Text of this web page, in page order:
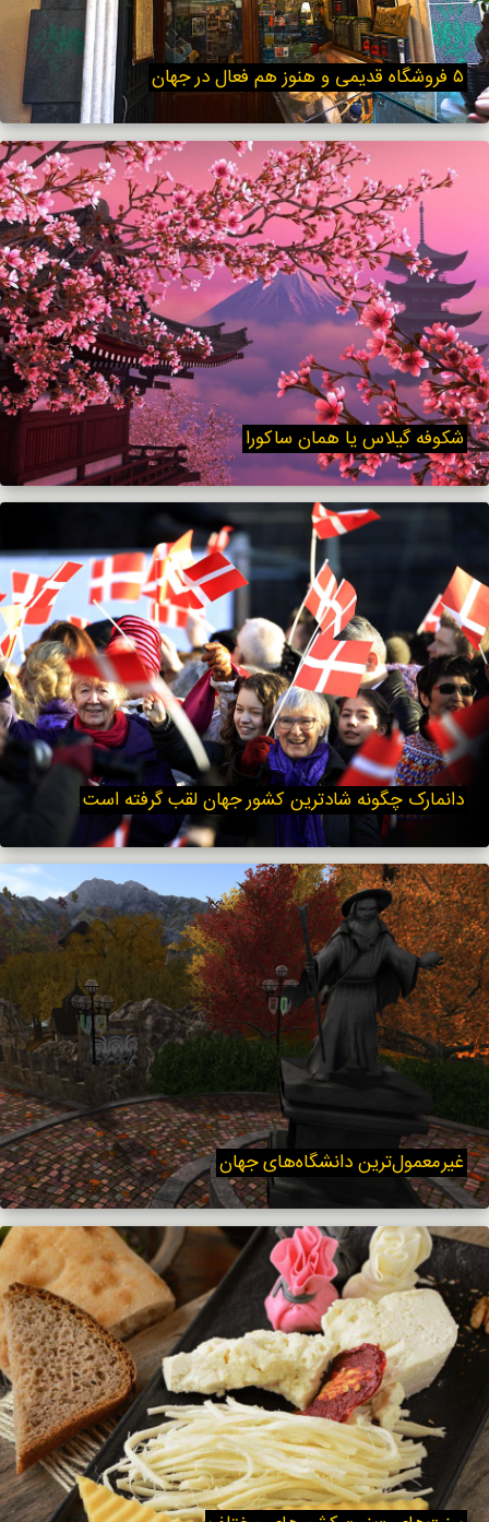
۵ فروشگاه قدیمی و هنوز هم فعال در جهان
شکوفه گیلاس یا همان ساکورا
دانمارک چگونه شادترین کشور جهان لقب گرفته است
غیرمعمول‌ترین دانشگاه‌های جهان